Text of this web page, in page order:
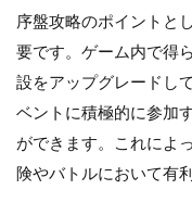
序盤攻略のポイントと
要です。ゲーム内で得
設をアップグレードし
ベントに積極的に参加
ができます。これによ
険やバトルにおいて有